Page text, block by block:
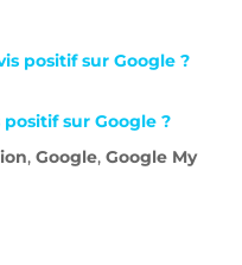
sur Google ?
, Google, Google My